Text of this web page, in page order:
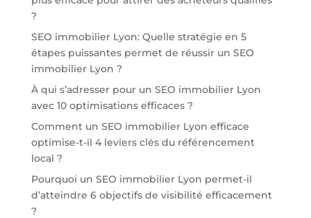
?
SEO immobilier Lyon: Quelle stratégie en 5
étapes puissantes permet de réussir un SEO
immobilier Lyon ?
À qui s’adresser pour un SEO immobilier Lyon
avec 10 optimisations efficaces ?
Comment un SEO immobilier Lyon efficace
optimise-t-il 4 leviers clés du référencement
local ?
Pourquoi un SEO immobilier Lyon permet-il
d’atteindre 6 objectifs de visibilité efficacement
?